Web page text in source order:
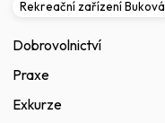
Rekreační zařízení Buková
Dobrovolnictví
Praxe
Exkurze